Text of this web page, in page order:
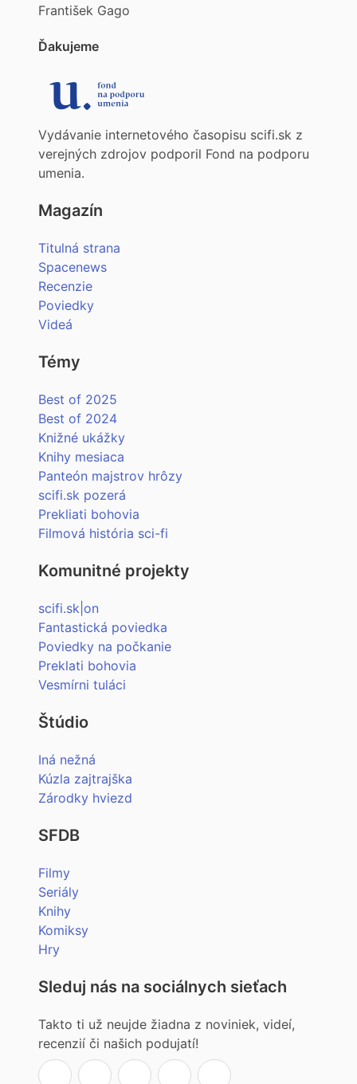
František Gago
Ďakujeme
Vydávanie internetového časopisu scifi.sk z
verejných zdrojov podporil Fond na podporu
umenia.
Magazín
Titulná strana
Spacenews
Recenzie
Poviedky
Videá
Témy
Best of 2025
Best of 2024
Knižné ukážky
Knihy mesiaca
Panteón majstrov hrôzy
scifi.sk pozerá
Prekliati bohovia
Filmová história sci-fi
Komunitné projekty
scifi.sk|on
Fantastická poviedka
Poviedky na počkanie
Preklati bohovia
Vesmírni tuláci
Štúdio
Iná nežná
Kúzla zajtrajška
Zárodky hviezd
SFDB
Filmy
Seriály
Knihy
Komiksy
Hry
Sleduj nás na sociálnych sieťach
Takto ti už neujde žiadna z noviniek, videí,
recenzií či našich podujatí!